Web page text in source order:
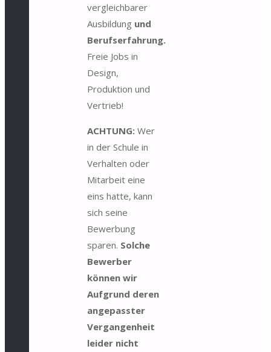
vergleichbarer
Ausbildung und
Berufserfahrung.
Freie Jobs in
Design,
Produktion und
Vertrieb!
ACHTUNG:Wer
in der Schule in
Verhalten oder
Mitarbeit eine
eins hatte, kann
sich seine
Bewerbung
sparen. Solche
Bewerber
können wir
Aufgrund deren
angepasster
Vergangenheit
leider nicht